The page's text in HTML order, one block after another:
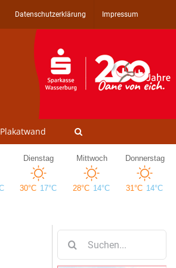
Datenschutzerklärung Impressum
Plakatwand
nach: